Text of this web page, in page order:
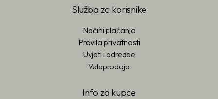
Služba za korisnike
Načini plaćanja
Pravila privatnosti
Uvjeti i odredbe
Veleprodaja
Info za kupce